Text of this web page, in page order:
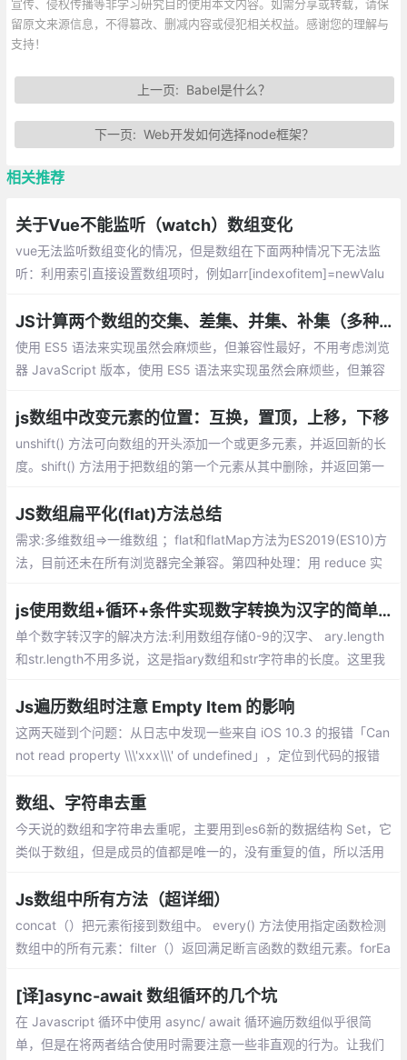
宣传、侵权传播等非学习研究目的使用本文内容。如需分享或转载，请保
留原文来源信息，不得篡改、删减内容或侵犯相关权益。感谢您的理解与
支持！
上一页: Babel是什么？
下一页: Web开发如何选择node框架？
相关推荐
关于Vue不能监听（watch）数组变化
vue无法监听数组变化的情况，但是数组在下面两种情况下无法监
听：利用索引直接设置数组项时，例如arr[indexofitem]=newValu
JS计算两个数组的交集、差集、并集、补集（多种实现方式）
使用 ES5 语法来实现虽然会麻烦些，但兼容性最好，不用考虑浏览
器 JavaScript 版本，使用 ES5 语法来实现虽然会麻烦些，但兼容
方库。
js数组中改变元素的位置：互换，置顶，上移，下移
unshift() 方法可向数组的开头添加一个或更多元素，并返回新的长
度。shift() 方法用于把数组的第一个元素从其中删除，并返回第一
素
JS数组扁平化(flat)方法总结
需求:多维数组=>一维数组 ；flat和flatMap方法为ES2019(ES10)方
法，目前还未在所有浏览器完全兼容。第四种处理：用 reduce 实
js使用数组+循环+条件实现数字转换为汉字的简单方法。
单个数字转汉字的解决方法:利用数组存储0-9的汉字、 ary.length
和str.length不用多说，这是指ary数组和str字符串的长度。这里我
为j的元素,在ary中索引为i的元素。
Js遍历数组时注意 Empty Item 的影响
这两天碰到个问题：从日志中发现一些来自 iOS 10.3 的报错「Can
not read property \\\'xxx\\\' of undefined」，定位到代码的报错
Object，但实际上出现了异常的元素
数组、字符串去重
今天说的数组和字符串去重呢，主要用到es6新的数据结构 Set，它
类似于数组，但是成员的值都是唯一的，没有重复的值，所以活用
Js数组中所有方法（超详细）
concat（）把元素衔接到数组中。 every() 方法使用指定函数检测
数组中的所有元素：filter（）返回满足断言函数的数组元素。forEa
[译]async-await 数组循环的几个坑
在 Javascript 循环中使用 async/ await 循环遍历数组似乎很简
单，但是在将两者结合使用时需要注意一些非直观的行为。让我们